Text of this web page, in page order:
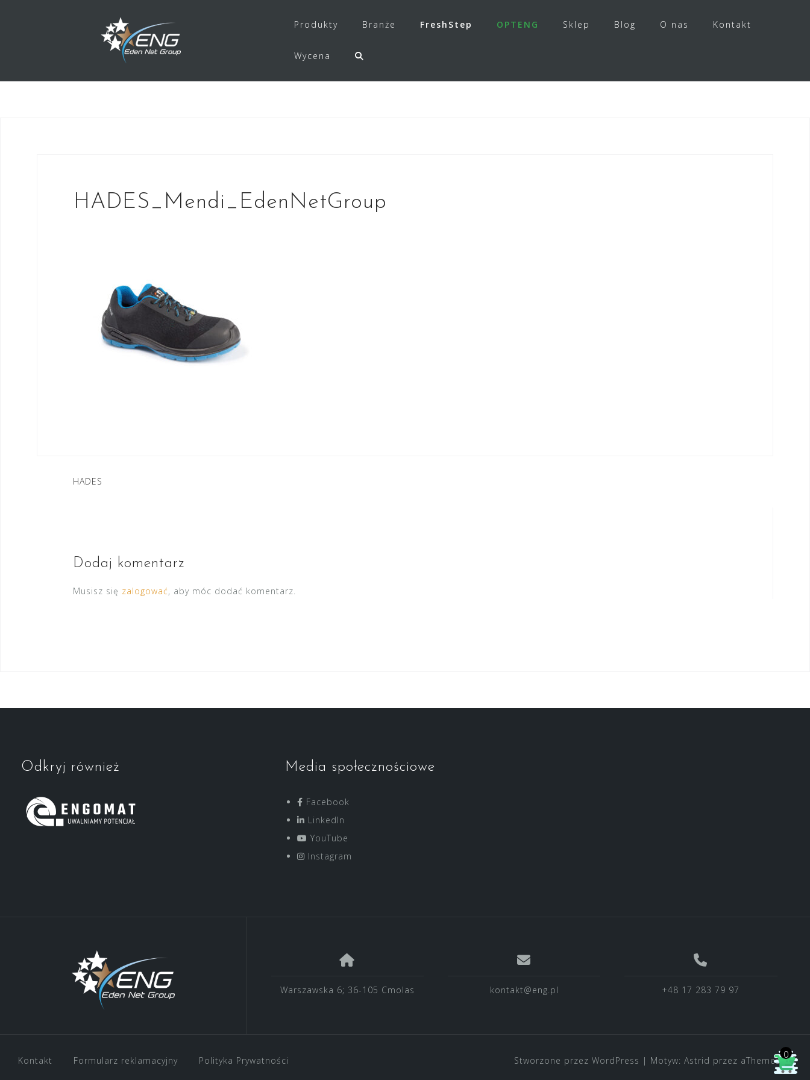
Produkty Branże FreshStep OPTENG Sklep Blog O nas Kontakt
Wycena
HADES_Mendi_EdenNetGroup
Nawigacja
HADES
Dodaj komentarz
Musisz się zalogować, aby móc dodać komentarz.
Odkryj również Media społecznościowe
Facebook
LinkedIn
YouTube
Instagram
Warszawska 6; 36-105 Cmolas kontakt@eng.pl +48 17 283 79 97
Kontakt Formularz reklamacyjny Polityka Prywatności Stworzone przez WordPress | Motyw: Astrid przez aThemes.
0